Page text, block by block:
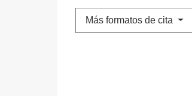
Más formatos de cita